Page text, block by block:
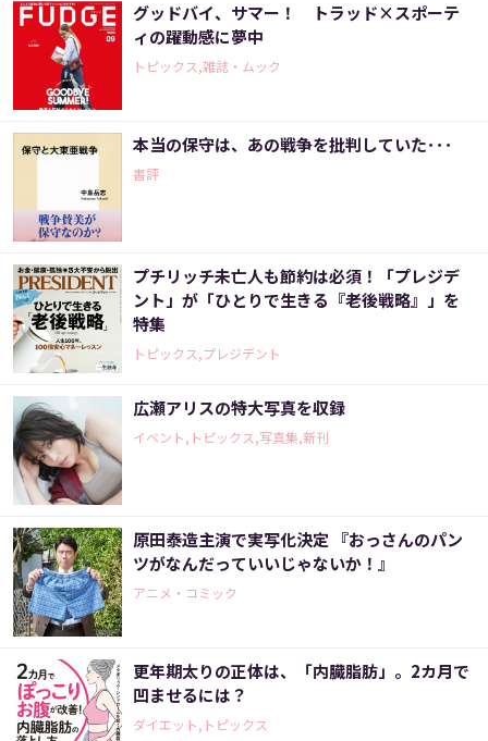
グッドバイ、サマー！ トラッド×スポーテ
ィの躍動感に夢中
トピックス,雑誌・ムック
本当の保守は、あの戦争を批判していた･･･
書評
プチリッチ未亡人も節約は必須！「プレジデ
ント」が「ひとりで生きる『老後戦略』」を
特集
トピックス,プレジデント
広瀬アリスの特大写真を収録
イベント,トピックス,写真集,新刊
原田泰造主演で実写化決定 『おっさんのパン
ツがなんだっていいじゃないか！』
アニメ・コミック
更年期太りの正体は、「内臓脂肪」。2カ月で
凹ませるには？
ダイエット,トピックス